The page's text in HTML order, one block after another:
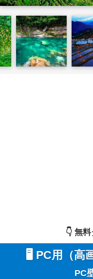
👇️ 無
🖥️ PC用（高
PC